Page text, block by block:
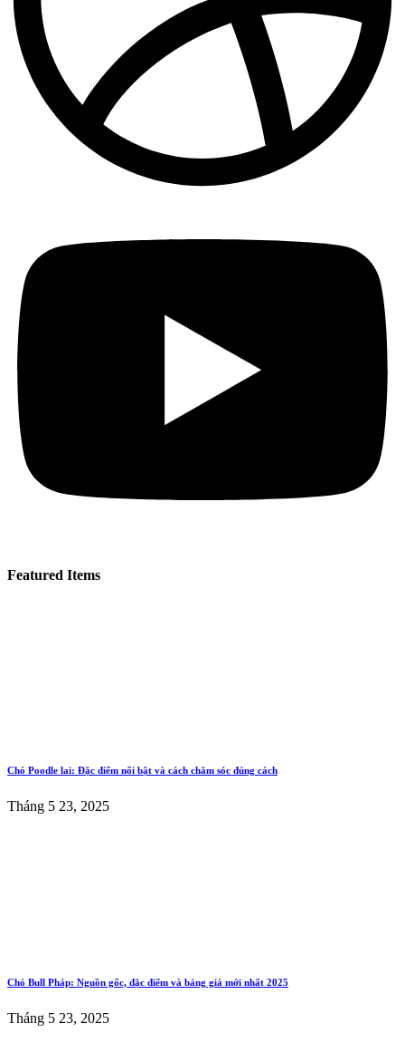
Featured Items
Chó Poodle lai: Đặc điểm nổi bật và cách chăm sóc đúng cách
Tháng 5 23, 2025
Chó Bull Pháp: Nguồn gốc, đặc điểm và bảng giá mới nhất 2025
Tháng 5 23, 2025